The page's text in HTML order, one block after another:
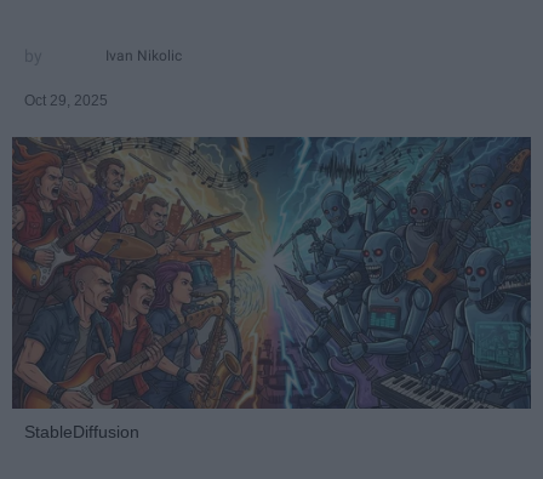
Ivan Nikolic
Oct 29, 2025
StableDiffusion